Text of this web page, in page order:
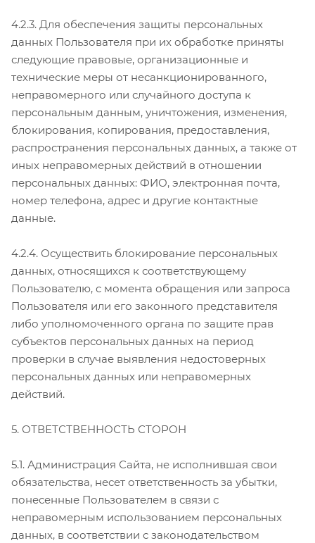
4.2.3. Для обеспечения защиты персональных
данных Пользователя при их обработке приняты
следующие правовые, организационные и
технические меры от несанкционированного,
неправомерного или случайного доступа к
персональным данным, уничтожения, изменения,
блокирования, копирования, предоставления,
распространения персональных данных, а также от
иных неправомерных действий в отношении
персональных данных: ФИО, электронная почта,
номер телефона, адрес и другие контактные
данные.
4.2.4. Осуществить блокирование персональных
данных, относящихся к соответствующему
Пользователю, с момента обращения или запроса
Пользователя или его законного представителя
либо уполномоченного органа по защите прав
субъектов персональных данных на период
проверки в случае выявления недостоверных
персональных данных или неправомерных
действий.
5. ОТВЕТСТВЕННОСТЬ СТОРОН
5.1. Администрация Сайта, не исполнившая свои
обязательства, несет ответственность за убытки,
понесенные Пользователем в связи с
неправомерным использованием персональных
данных, в соответствии с законодательством